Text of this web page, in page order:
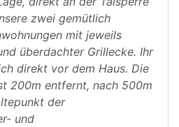
zwei gemütlich
mit jeweils
überdachter Grillecke. Ihr
direkt vor dem Haus. Die
200m entfernt, nach 500m
der
und